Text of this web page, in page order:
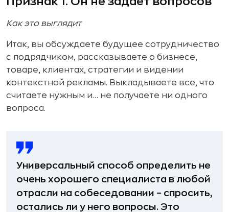
Как это выглядит
Итак, вы обсуждаете будущее сотрудничество
с подрядчиком, рассказываете о бизнесе,
товаре, клиентах, стратегии и видении
контекстной рекламы. Выкладываете все, что
считаете нужным и… не получаете ни одного
вопроса.
Универсальный способ определить не
очень хорошего специалиста в любой
отрасли на собеседовании – спросить,
остались ли у него вопросы. Это